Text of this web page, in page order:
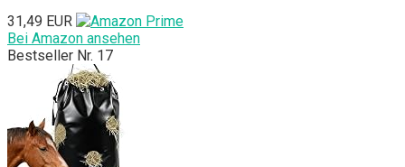
31,49 EUR
Bei Amazon ansehen
Bestseller Nr. 17